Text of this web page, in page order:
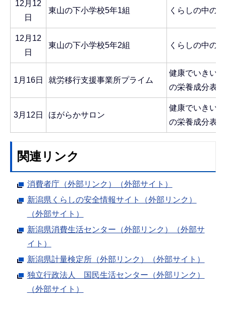
12月12
日
東山の下小学校5年1組 くらしの中の
12月12
日
東山の下小学校5年2組 くらしの中の
1月16日 就労移行支援事業所プライム
健康でいきい
の栄養成分表
3月12日 ほがらかサロン
健康でいきい
の栄養成分表
関連リンク
消費者庁（外部リンク）（外部サイト）
新潟県くらしの安全情報サイト（外部リンク）
（外部サイト）
新潟県消費生活センター（外部リンク）（外部サ
イト）
新潟県計量検定所（外部リンク）（外部サイト）
独立行政法人 国民生活センター（外部リンク）
（外部サイト）